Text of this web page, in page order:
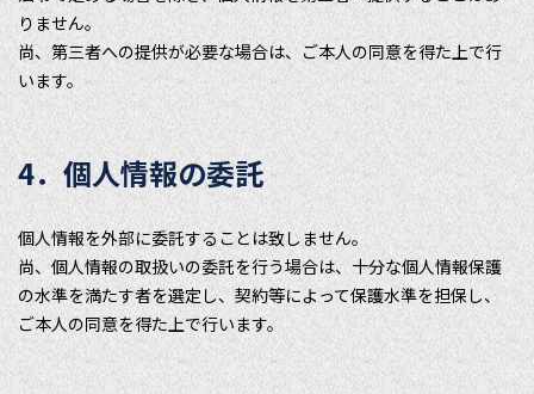
りません。
尚、第三者への提供が必要な場合は、ご本人の同意を得た上で行
います。
4．個人情報の委託
個人情報を外部に委託することは致しません。
尚、個人情報の取扱いの委託を行う場合は、十分な個人情報保護
の水準を満たす者を選定し、契約等によって保護水準を担保し、
ご本人の同意を得た上で行います。